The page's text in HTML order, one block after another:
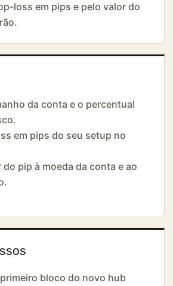
loss em pips e pelo valor do
da conta e o percentual
em pips do seu setup no
pip à moeda da conta e ao
bloco do novo hub